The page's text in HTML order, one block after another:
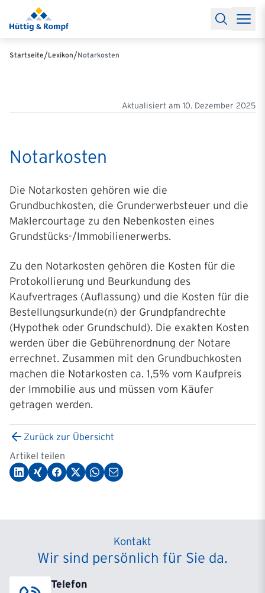
Baufinanzierung
RechnerBaufinanzierungsrechner
Anschlussfinanzierung
Partnerschaft
Partner werden
Käuferprofile 2026
Ihre Ansprechpartner
Startseite/Lexikon/Notarkosten
Aktualisiert am 10. Dezember 2025
Notarkosten
Die Notarkosten gehören wie die
Grundbuchkosten, die Grunderwerbsteuer und die
Maklercourtage zu den Nebenkosten eines
Grundstücks-/Immobilienerwerbs.
Zu den Notarkosten gehören die Kosten für die
Protokollierung und Beurkundung des
Kaufvertrages (Auflassung) und die Kosten für die
Bestellungsurkunde(n) der Grundpfandrechte
(Hypothek oder Grundschuld). Die exakten Kosten
werden über die Gebührenordnung der Notare
errechnet. Zusammen mit den Grundbuchkosten
machen die Notarkosten ca. 1,5% vom Kaufpreis
der Immobilie aus und müssen vom Käufer
getragen werden.
Zurück zur Übersicht
Artikel teilen
Kontakt
Wir sind persönlich für Sie da.
Telefon